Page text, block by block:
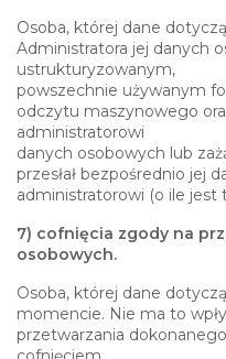
Osoba, której dane
Administratora jej danych
ustrukturyzowanym,
powszechnie używanym
odczytu maszynowego
administratorowi
danych osobowych lub
przesłał bezpośrednio jej
administratorowi (o ile jest
7) cofnięcia zgody na
osobowych.
Osoba, której dane
momencie. Nie ma to
przetwarzania